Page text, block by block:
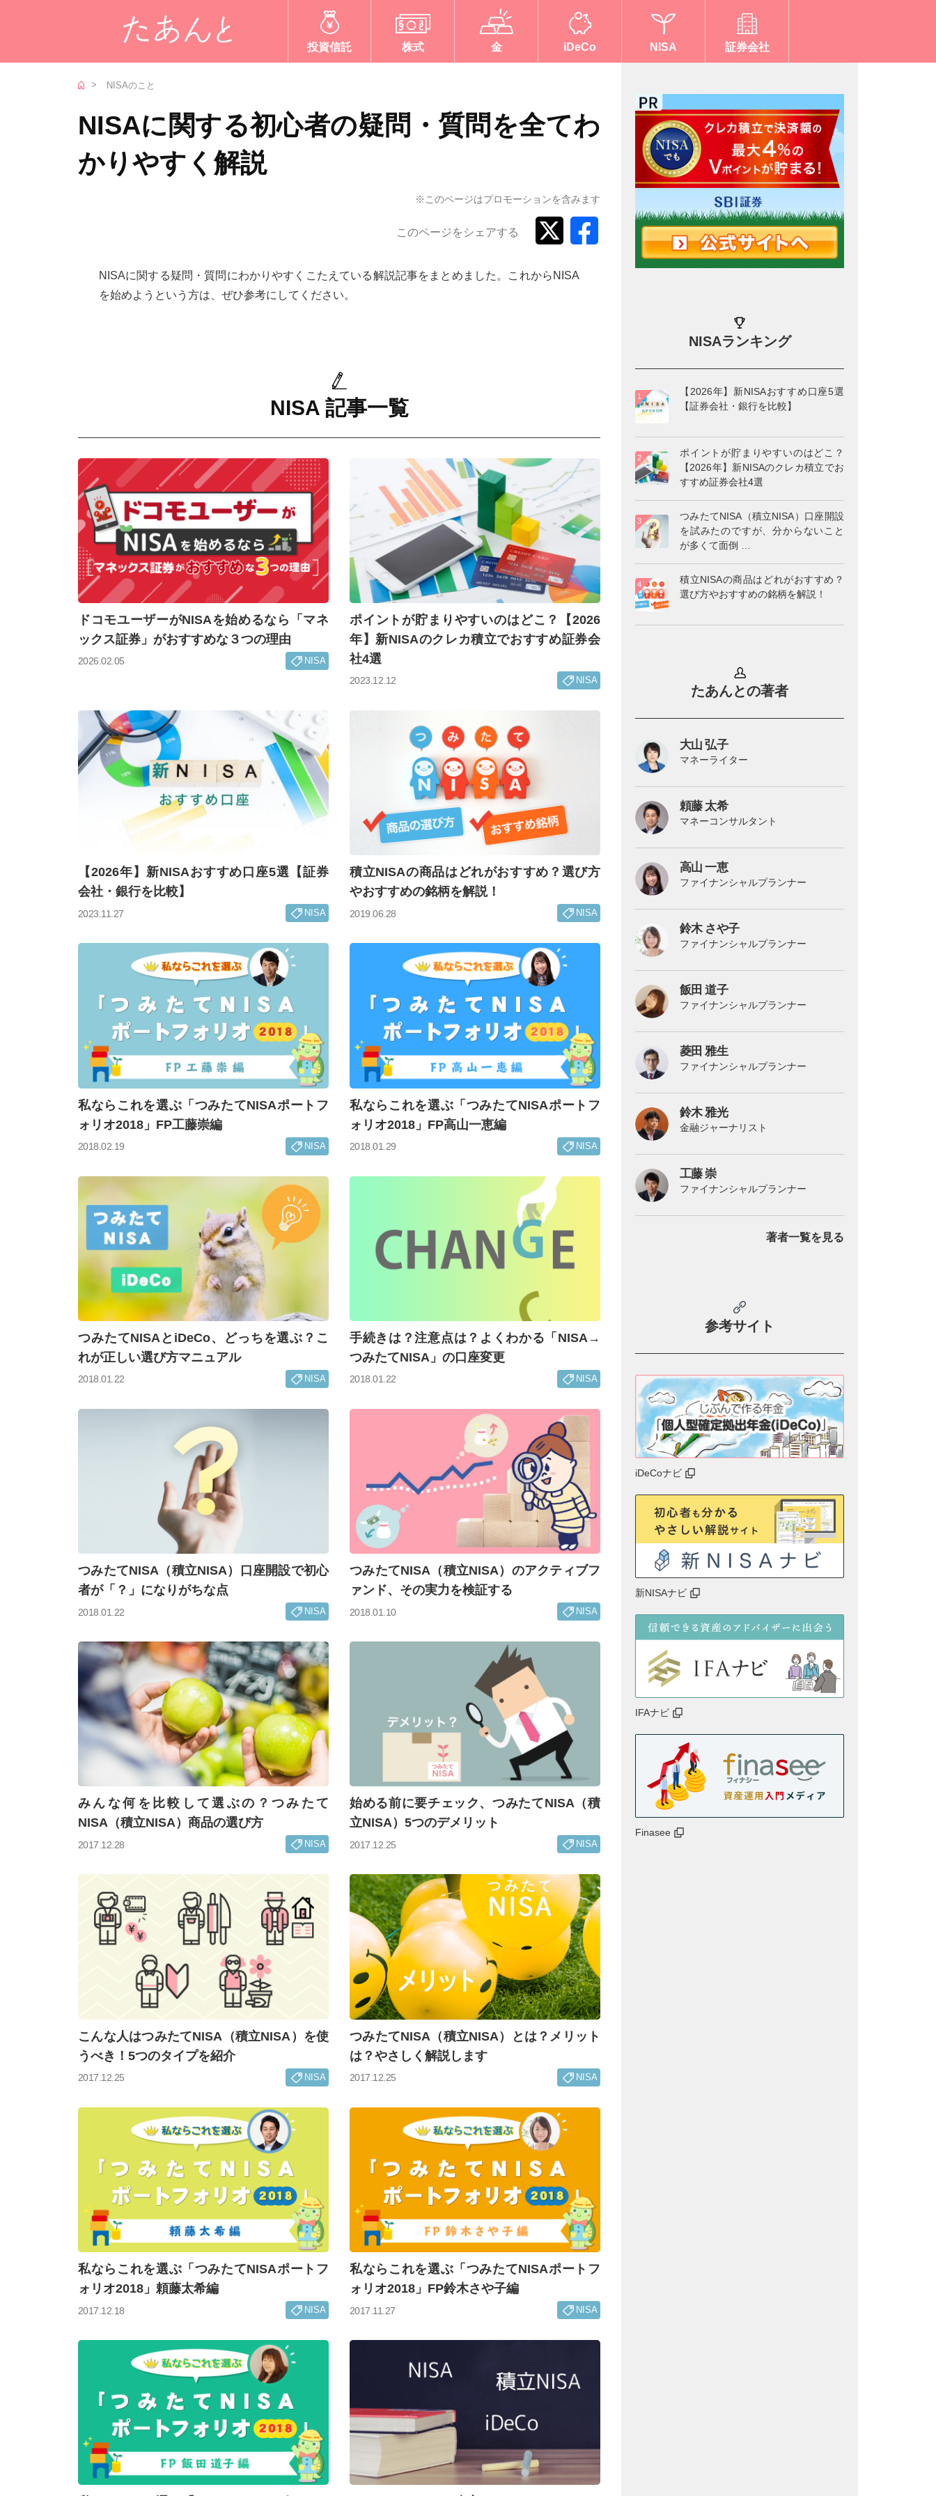
投資信託 株式 金 iDeCo NISA 証券会社
NISAのこと
NISAに関する初心者の疑問・質問を全てわ
かりやすく解説
※このページはプロモーションを含みます
このページをシェアする
NISAに関する疑問・質問にわかりやすくこたえている解説記事をまとめました。これからNISA
を始めようという方は、ぜひ参考にしてください。
NISA 記事一覧
ドコモユーザーがNISAを始めるなら「マネ
ックス証券」がおすすめな３つの理由
2026.02.05 NISA
ポイントが貯まりやすいのはどこ？【2026
年】新NISAのクレカ積立でおすすめ証券会
社4選
2023.12.12 NISA
【2026年】新NISAおすすめ口座5選【証券
会社・銀行を比較】
2023.11.27 NISA
積立NISAの商品はどれがおすすめ？選び方
やおすすめの銘柄を解説！
2019.06.28 NISA
私ならこれを選ぶ「つみたてNISAポートフ
ォリオ2018」FP工藤崇編
2018.02.19 NISA
私ならこれを選ぶ「つみたてNISAポートフ
ォリオ2018」FP高山一恵編
2018.01.29 NISA
つみたてNISAとiDeCo、どっちを選ぶ？こ
れが正しい選び方マニュアル
2018.01.22 NISA
手続きは？注意点は？よくわかる「NISA→
つみたてNISA」の口座変更
2018.01.22 NISA
つみたてNISA（積立NISA）口座開設で初心
者が「？」になりがちな点
2018.01.22 NISA
つみたてNISA（積立NISA）のアクティブフ
ァンド、その実力を検証する
2018.01.10 NISA
みんな何を比較して選ぶの？つみたて
NISA（積立NISA）商品の選び方
2017.12.28 NISA
始める前に要チェック、つみたてNISA（積
立NISA）5つのデメリット
2017.12.25 NISA
こんな人はつみたてNISA（積立NISA）を使
うべき！5つのタイプを紹介
2017.12.25 NISA
つみたてNISA（積立NISA）とは？メリット
は？やさしく解説します
2017.12.25 NISA
私ならこれを選ぶ「つみたてNISAポートフ
ォリオ2018」頼藤太希編
2017.12.18 NISA
私ならこれを選ぶ「つみたてNISAポートフ
ォリオ2018」FP鈴木さや子編
2017.11.27 NISA
NISAランキング
【2026年】新NISAおすすめ口座5選
【証券会社・銀行を比較】
ポイントが貯まりやすいのはどこ？
【2026年】新NISAのクレカ積立でお
すすめ証券会社4選
つみたてNISA（積立NISA）口座開設
を試みたのですが、分からないこと
が多くて面倒
積立NISAの商品はどれがおすすめ？
選び方やおすすめの銘柄を解説！
たあんとの著者
大山 弘子
マネーライター
頼藤 太希
マネーコンサルタント
高山 一恵
ファイナンシャルプランナー
鈴木 さや子
ファイナンシャルプランナー
飯田 道子
ファイナンシャルプランナー
菱田 雅生
ファイナンシャルプランナー
鈴木 雅光
金融ジャーナリスト
工藤 崇
ファイナンシャルプランナー
著者一覧を見る
参考サイト
iDeCoナビ
新NISAナビ
IFAナビ
Finasee